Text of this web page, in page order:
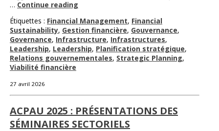
… Continue reading
Étiquettes : Financial Management, Financial
Sustainability, Gestion financière, Gouvernance,
Governance, Infrastructure, Infrastructures,
Leadership, Leadership, Planification stratégique,
Relations gouvernementales, Strategic Planning,
Viabilité financière
27 avril 2026
ACPAU 2025 : PRÉSENTATIONS DES
SÉMINAIRES SECTORIELS